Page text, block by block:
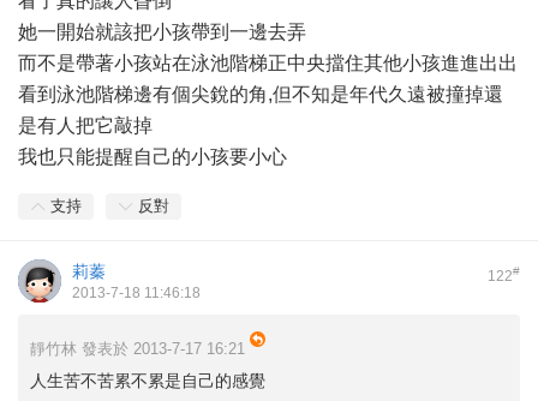
她一開始就該把小孩帶到一邊去弄
而不是帶著小孩站在泳池階梯正中央擋住其他小孩進進出出
看到泳池階梯邊有個尖銳的角,但不知是年代久遠被撞掉還
是有人把它敲掉
我也只能提醒自己的小孩要小心
支持 反對
122#
莉蓁
2013-7-18 11:46:18
靜竹林 發表於 2013-7-17 16:21
人生苦不苦累不累是自己的感覺